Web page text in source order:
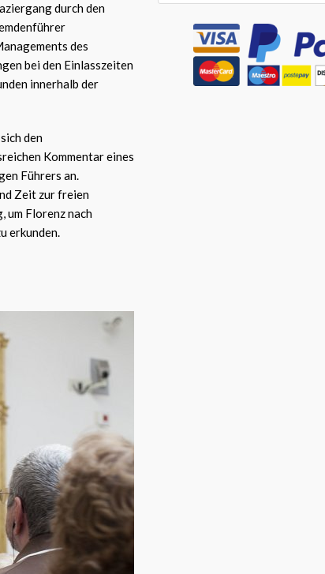
durch den
des
bei den Einlasszeiten
innerhalb der
den
Kommentar eines
Führers an.
Zeit zur freien
um Florenz nach
erkunden.